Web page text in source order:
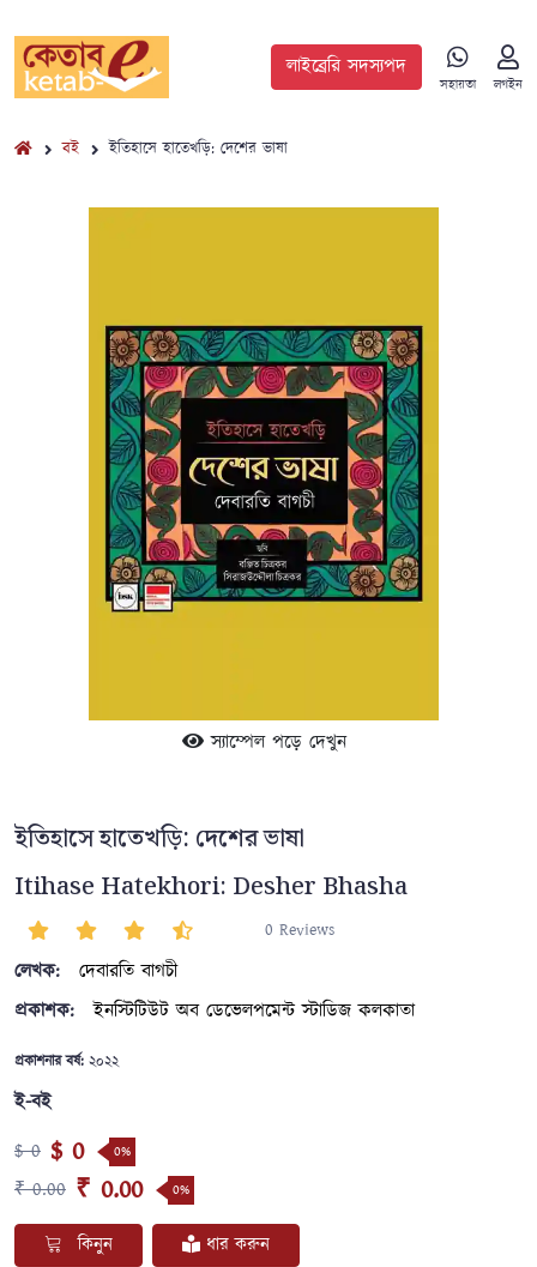
লাইব্রেরি সদস্যপদ
সহায়তা লগইন
বই ইতিহাসে হাতেখড়ি: দেশের ভাষা
স্যাম্পেল পড়ে দেখুন
ইতিহাসে হাতেখড়ি: দেশের ভাষা
Itihase Hatekhori: Desher Bhasha
0 Reviews
লেখক:
দেবারতি বাগচী
প্রকাশক:
ইনস্টিটিউট অব ডেভেলপমেন্ট স্টাডিজ কলকাতা
প্রকাশনার বর্ষ: ২০২২
ই-বই
$ 0 $ 0 0%
₹ 0.00 ₹ 0.00 0%
কিনুন ধার করুন